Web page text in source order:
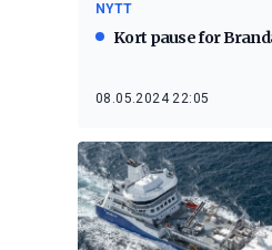
NYTT
Kort pause for
08.05.2024 22:05